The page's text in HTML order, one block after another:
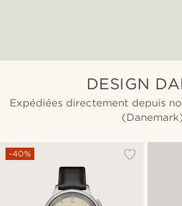
DESIGN
Expédiées directement depuis
-40%